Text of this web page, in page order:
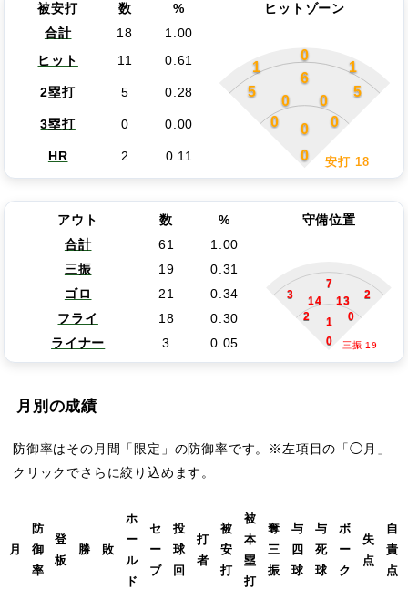
被安打 数 %
ヒットゾーン
合計
18
1.00
ヒット
11 0.61 1
0
1
5
6
5
0
0
0
0
0
0
安打 18
2塁打 5 0.28
3塁打 0 0.00
HR 2 0.11
アウト 数 %
守備位置
合計
61
1.00
三振
19 0.31
3
7
2
14
13
2
0
1
0 三振 19
ゴロ 21
0.34
フライ
18
0.30
ライナー
3 0.05
月別の成績
防御率はその月間「限定」の防御率です。※左項目の「◯月」
クリックでさらに絞り込めます。
月
防
御
率
登
板
勝 敗
ホ
ー
ル
ド
セ
ー
ブ
投
球
回
打
者
被
安
打
被
本
塁
打
奪
三
振
与
四
球
与
死
球
ボ
ー
ク
失
点
自
責
点